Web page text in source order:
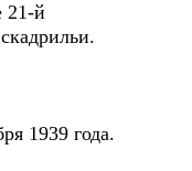
21-й
1939 года.